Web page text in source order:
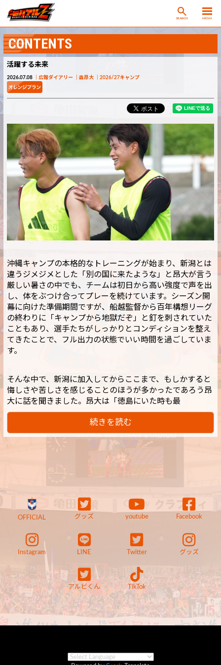
SEARCH MENU
CONTENTS
活躍する未来
2026.07.08 広報ダイアリー 森昂大 2026/27キャンプ
沖縄キャンプの本格的なトレーニングが始まり、新潟とは
違うジメジメとした「別の国に来たような」と昂大が言う
厳しい暑さの中でも、チームは初日から高い強度で声を出
し、体をぶつけ合ってプレーを続けています。シーズン開
幕に向けた準備期間ですが、船越監督から百年構想リーグ
の終わりに「キャンプから地獄だぞ」と釘を刺されていた
こともあり、選手たちがしっかりとコンディションを整え
てきたことで、フル出力の状態でいい時間を過ごしていま
す。
そんな中で、新潟に加入してからここまで、もしかすると
悔しさや苦しさを感じることのほうが多かったであろう昂
大に話を聞きました。昂大は「徳島にいた時も最
続きを読む
OFFICIAL グッズ youtube Facebook
Instagram LINE Twitter グッズ
アルビくん TikTok